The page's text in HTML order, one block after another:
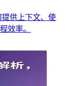
提供上下文、使
效率。